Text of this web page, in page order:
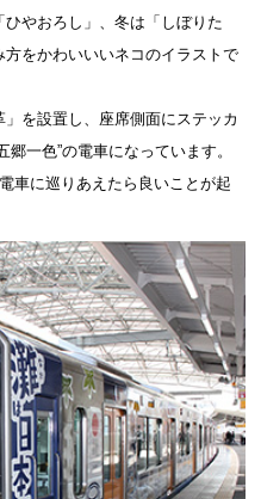
ひやおろし」、冬は「しぼりた
をかわいいいネコのイラストで
を設置し、座席側面にステッカ
一色”の電車になっています。
車に巡りあえたら良いことが起